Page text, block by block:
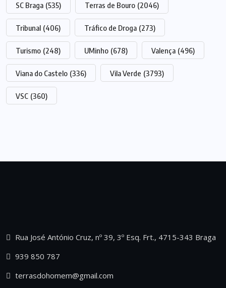
SC Braga (535) Terras de Bouro (2046)
Tribunal (406) Tráfico de Droga (273)
Turismo (248) UMinho (678) Valença (496)
Viana do Castelo (336) Vila Verde (3793)
VSC (360)
Rua José António Cruz, nº 39, 3º Esq. Frt., 4715-343 Braga
939 850 787
terrasdohomem@gmail.com